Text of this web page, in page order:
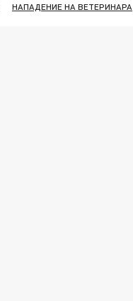
НАПАДЕНИЕ НА ВЕТЕРИНАРА